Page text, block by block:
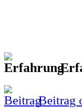
Beitrag